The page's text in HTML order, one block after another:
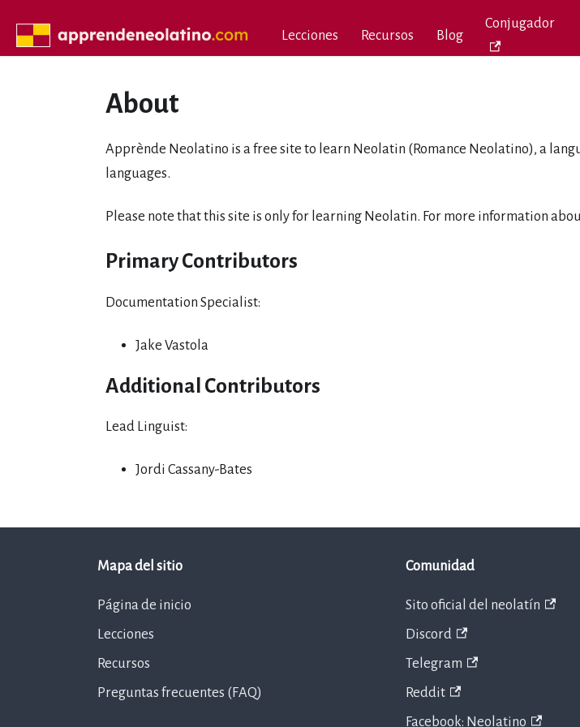
Lecciones Recursos Blog
Conjugador
About
Apprènde Neolatino is a free site to learn Neolatin (Romance Neolatino), a
languages.
Please note that this site is only for learning Neolatin. For more information
Primary Contributors
Documentation Specialist:
Jake Vastola
Additional Contributors
Lead Linguist:
Jordi Cassany-Bates
Mapa del sitio
Página de inicio
Lecciones
Recursos
Preguntas frecuentes (FAQ)
Comunidad
Sito oficial del neolatín
Discord
Telegram
Reddit
Facebook: Neolatino